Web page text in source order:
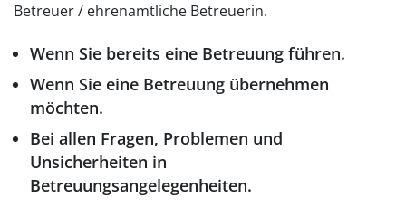
Betreuer / ehrenamtliche Betreuerin.
Wenn Sie bereits eine Betreuung führen.
Wenn Sie eine Betreuung übernehmen
möchten.
Bei allen Fragen, Problemen und
Unsicherheiten in
Betreuungsangelegenheiten.